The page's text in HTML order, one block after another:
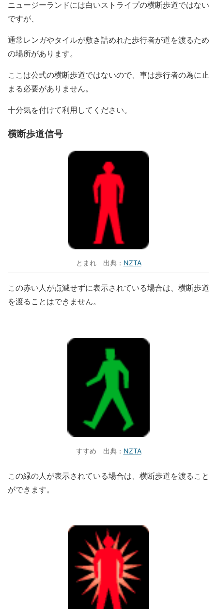
ニュージーランドには白いストライプの横断歩道ではない
ですが、
通常レンガやタイルが敷き詰めれた歩行者が道を渡るため
の場所があります。
ここは公式の横断歩道ではないので、車は歩行者の為に止
まる必要がありません。
十分気を付けて利用してください。
横断歩道信号
とまれ 出典： NZTA
この赤い人が点滅せずに表示されている場合は、横断歩道
を渡ることはできません。
すすめ 出典： NZTA
この緑の人が表示されている場合は、横断歩道を渡ること
ができます。